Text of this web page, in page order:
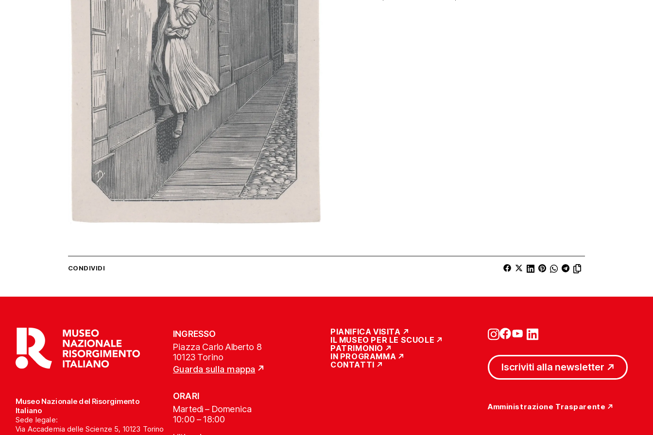
CONDIVIDI
Museo Nazionale del Risorgimento
Italiano
Sede legale:
Via Accademia delle Scienze 5, 10123 Torino
INGRESSO
Piazza Carlo Alberto 8
10123 Torino
Guarda sulla mappa
ORARI
Martedì – Domenica
10:00 – 18:00
PIANIFICA VISITA
IL MUSEO PER LE SCUOLE
PATRIMONIO
IN PROGRAMMA
CONTATTI
Iscriviti alla newsletter
Amministrazione Trasparente